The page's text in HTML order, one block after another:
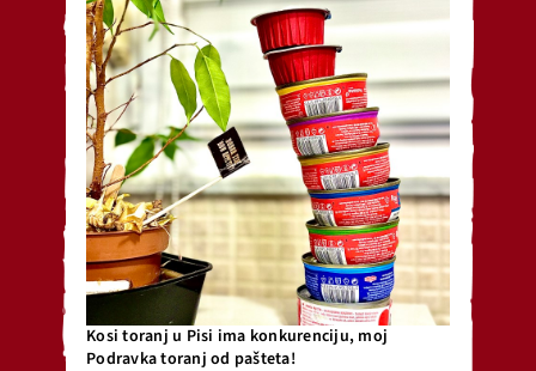
Kosi toranj u Pisi ima konkurenciju, moj
Podravka toranj od pašteta!